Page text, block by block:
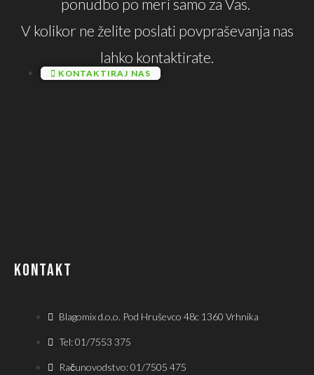
ponudbo po meri samo za Vas.
V kolikor ne želite poslati povpraševanja nas
lahko kontaktirate.
KONTAKTIRAJ NAS
KONTAKT
Blagomix d.o.o. Pod Hruševco 48c 1360 Vrhnika
Tel: 01/7553 375
Računovodstvo: 01/7505 475